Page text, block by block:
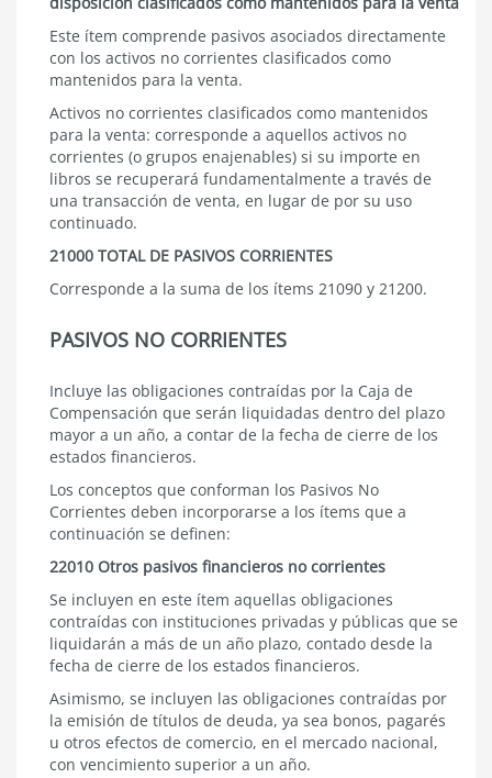
Este ítem comprende pasivos asociados directamente
con los activos no corrientes clasificados como
mantenidos para la venta.
Activos no corrientes clasificados como mantenidos
para la venta: corresponde a aquellos activos no
corrientes (o grupos enajenables) si su importe en
libros se recuperará fundamentalmente a través de
una transacción de venta, en lugar de por su uso
continuado.
21000 TOTAL DE PASIVOS CORRIENTES
Corresponde a la suma de los ítems 21090 y 21200.
PASIVOS NO CORRIENTES
Incluye las obligaciones contraídas por la Caja de
Compensación que serán liquidadas dentro del plazo
mayor a un año, a contar de la fecha de cierre de los
estados financieros.
Los conceptos que conforman los Pasivos No
Corrientes deben incorporarse a los ítems que a
continuación se definen:
22010 Otros pasivos financieros no corrientes
Se incluyen en este ítem aquellas obligaciones
contraídas con instituciones privadas y públicas que se
liquidarán a más de un año plazo, contado desde la
fecha de cierre de los estados financieros.
Asimismo, se incluyen las obligaciones contraídas por
la emisión de títulos de deuda, ya sea bonos, pagarés
u otros efectos de comercio, en el mercado nacional,
con vencimiento superior a un año.